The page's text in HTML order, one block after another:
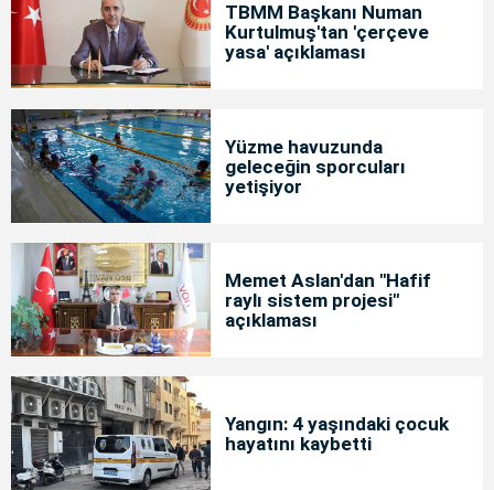
TBMM Başkanı Numan
Kurtulmuş'tan 'çerçeve
yasa' açıklaması
Yüzme havuzunda
geleceğin sporcuları
yetişiyor
Memet Aslan'dan "Hafif
raylı sistem projesi"
açıklaması
Yangın: 4 yaşındaki çocuk
hayatını kaybetti